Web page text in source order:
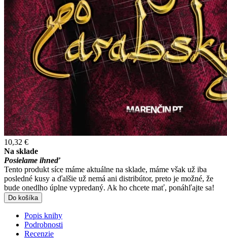
10,32 €
Na sklade
Posielame ihneď
Tento produkt síce máme aktuálne na sklade, máme však už iba
posledné kusy a ďalšie už nemá ani distribútor, preto je možné, že
bude onedlho úplne vypredaný. Ak ho chcete mať, ponáhľajte sa!
Do košíka
Popis knihy
Podrobnosti
Recenzie